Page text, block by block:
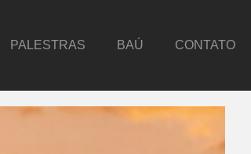
PALESTRAS BAÚ CONTATO